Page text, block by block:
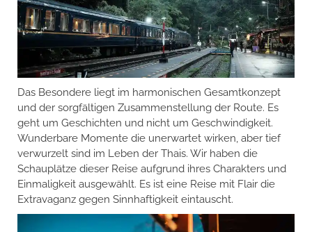
Das Besondere liegt im harmonischen Gesamtkonzept
und der sorgfältigen Zusammenstellung der Route. Es
geht um Geschichten und nicht um Geschwindigkeit.
Wunderbare Momente die unerwartet wirken, aber tief
verwurzelt sind im Leben der Thais. Wir haben die
Schauplätze dieser Reise aufgrund ihres Charakters und
Einmaligkeit ausgewählt. Es ist eine Reise mit Flair die
Extravaganz gegen Sinnhaftigkeit eintauscht.